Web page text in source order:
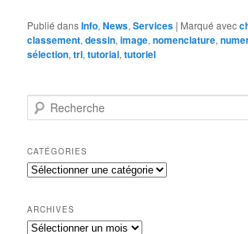
Publié dansInfo,News,Services | Marqué avec
classement,dessin,image,nomenclature,
sélection,tri,tutorial,tutoriel
e
h
e
r
h
e
CATÉGORIES
Catégories
ARCHIVES
Archives